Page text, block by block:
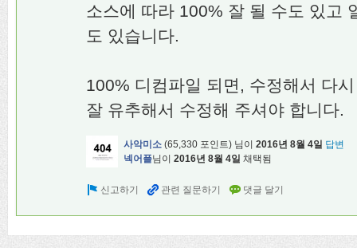
소스에 따라 100% 잘 될 수도 있고
도 있습니다.
100% 디컴파일 되면, 수정해서 다
잘 유추해서 수정해 주셔야 합니다.
사악미소 (65,330 포인트) 님이 2016년 8월 4일 답변
넥어플님이 2016년 8월 4일 채택됨